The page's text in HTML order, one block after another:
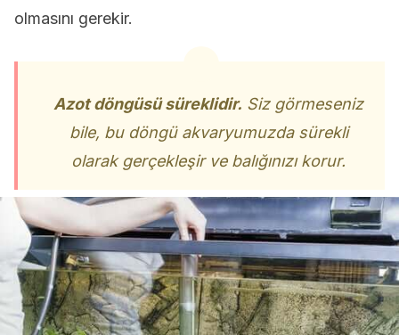
olmasını gerekir.
Azot döngüsü süreklidir. Siz görmeseniz
bile, bu döngü akvaryumuzda sürekli
olarak gerçekleşir ve balığınızı korur.